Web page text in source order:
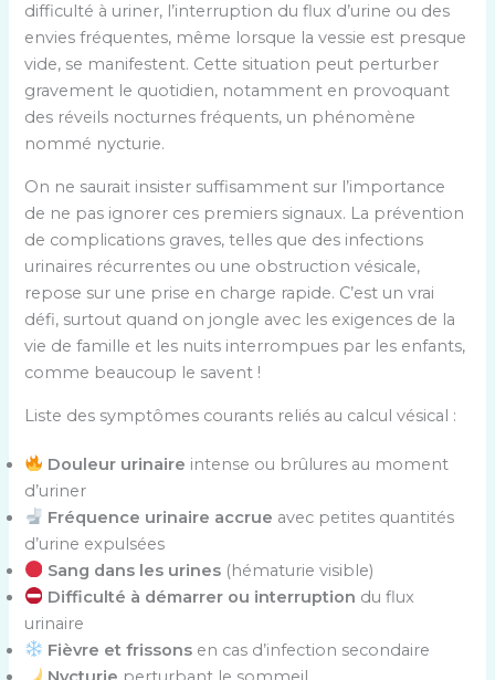
difficulté à uriner, l’interruption du flux d’urine ou des
envies fréquentes, même lorsque la vessie est presque
vide, se manifestent. Cette situation peut perturber
gravement le quotidien, notamment en provoquant
des réveils nocturnes fréquents, un phénomène
nommé nycturie.
On ne saurait insister suffisamment sur l’importance
de ne pas ignorer ces premiers signaux. La prévention
de complications graves, telles que des infections
urinaires récurrentes ou une obstruction vésicale,
repose sur une prise en charge rapide. C’est un vrai
défi, surtout quand on jongle avec les exigences de la
vie de famille et les nuits interrompues par les enfants,
comme beaucoup le savent !
Liste des symptômes courants reliés au calcul vésical :
Douleur urinaire intense ou brûlures au moment
d’uriner
Fréquence urinaire accrue avec petites quantités
d’urine expulsées
Sang dans les urines (hématurie visible)
Difficulté à démarrer ou interruption du flux
urinaire
Fièvre et frissons en cas d’infection secondaire